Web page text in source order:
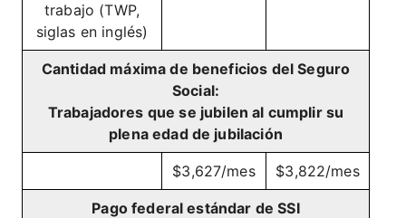
trabajo (TWP,
siglas en inglés)
Cantidad máxima de beneficios del Seguro
Social:
Trabajadores que se jubilen al cumplir su
plena edad de jubilación
$3,627/mes $3,822/mes
Pago federal estándar de SSI